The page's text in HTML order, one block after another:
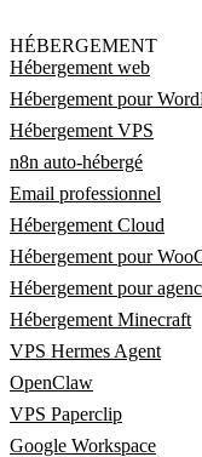
HÉBERGEMENT
Hébergement web
Hébergement pour
Hébergement VPS
n8n auto-hébergé
Email professionnel
Hébergement Cloud
Hébergement pour
Hébergement pour
Hébergement Minecraft
VPS Hermes Agent
OpenClaw
VPS Paperclip
Google Workspace